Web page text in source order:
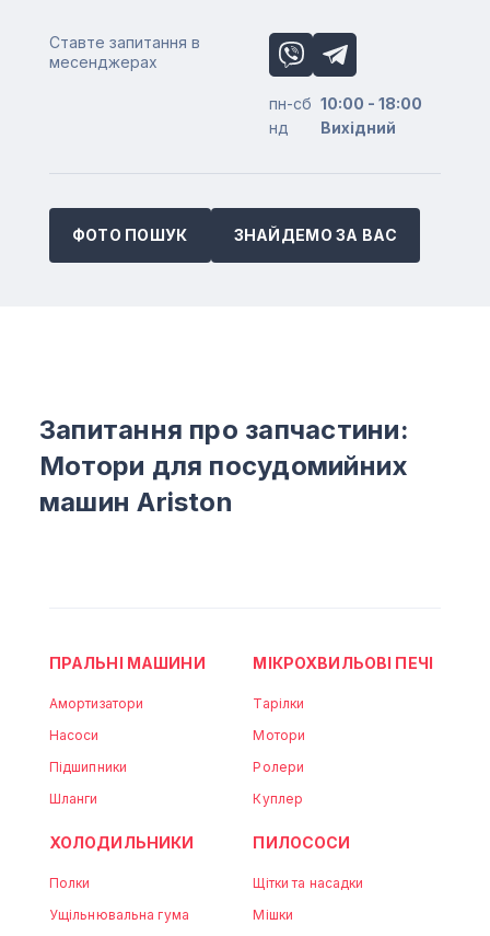
Ставте запитання в
месенджерах
пн-сб 10:00 - 18:00
нд
Вихідний
ФОТО ПОШУК ЗНАЙДЕМО ЗА ВАС
Запитання про запчастини:
Мотори для посудомийних
машин Ariston
ПРАЛЬНІ МАШИНИ
Амортизатори
Насоси
Підшипники
Шланги
МІКРОХВИЛЬОВІ ПЕЧІ
Тарілки
Мотори
Ролери
Куплер
ХОЛОДИЛЬНИКИ
Полки
Ущільнювальна гума
ПИЛОСОСИ
Щітки та насадки
Мішки